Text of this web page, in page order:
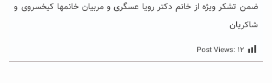
ضمن تشکر ویژه از خانم دکتر رویا عسگری و مربیان خانمها کیخسروی و
شاکریان
Post Views: ۱۲